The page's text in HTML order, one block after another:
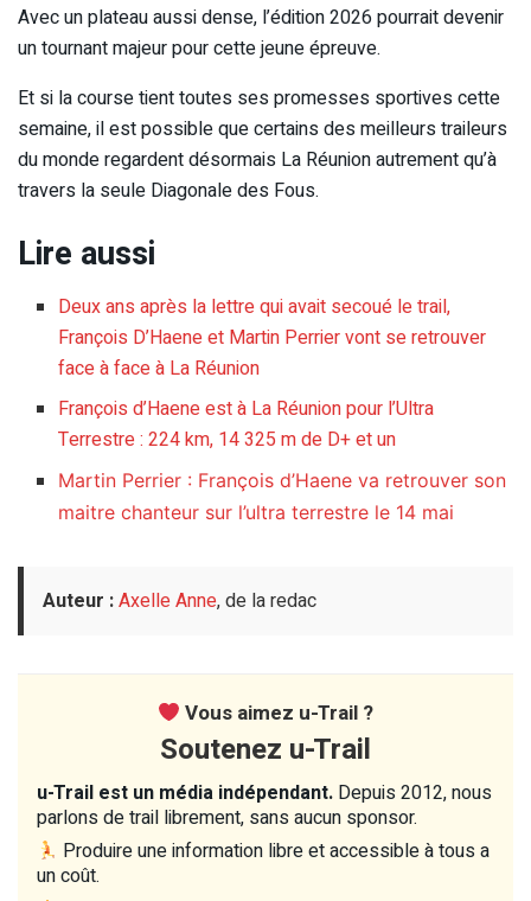
Avec un plateau aussi dense, l’édition 2026 pourrait devenir
un tournant majeur pour cette jeune épreuve.
Et si la course tient toutes ses promesses sportives cette
semaine, il est possible que certains des meilleurs traileurs
du monde regardent désormais La Réunion autrement qu’à
travers la seule Diagonale des Fous.
Lire aussi
Deux ans après la lettre qui avait secoué le trail,
François D’Haene et Martin Perrier vont se retrouver
face à face à La Réunion
François d’Haene est à La Réunion pour l’Ultra
Terrestre : 224 km, 14 325 m de D+ et un
Martin Perrier : François d’Haene va retrouver son
maitre chanteur sur l’ultra terrestre le 14 mai
Auteur :Axelle Anne, de la redac
Vous aimez u-Trail ?
Soutenez u-Trail
u-Trail est un média indépendant. Depuis 2012, nous
parlons de trail librement, sans aucun sponsor.
Produire une information libre et accessible à tous a
un coût.